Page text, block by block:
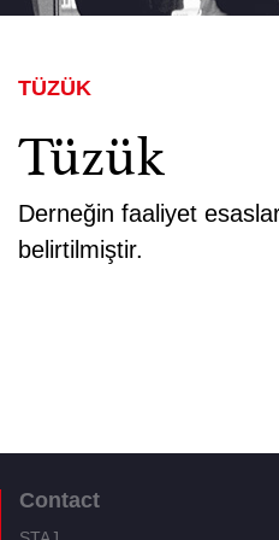
TÜZÜK
Tüzük
Derneğin faaliyet
belirtilmiştir.
Contact